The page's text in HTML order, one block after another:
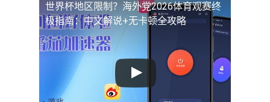
世界杯地区限制？海外党2026体育观赛终
极指南：中文解说+无卡顿全攻略